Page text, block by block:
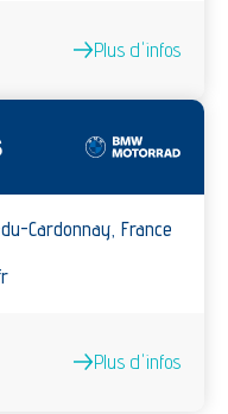
Plus d'infos
Cardonnay, France
Plus d'infos